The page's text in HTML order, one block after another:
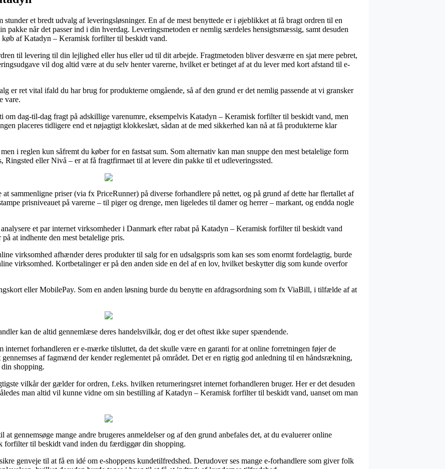
stunder et bredt udvalg af leveringsløsninger. En af de mest benyttede er i øjeblikket at få bragt ordren til en
pakke når det passer ind i din hverdag. Leveringsmetoden er nemlig særdeles hensigtsmæssig, samt desuden
køb af Katadyn – Keramisk forfilter til beskidt vand.
til levering til din lejlighed eller hus eller ud til dit arbejde. Fragtmetoden bliver desværre en sjat mere pebret,
vil dog altid være at du selv henter varerne, hvilket er betinget af at du lever med kort afstand til e-
er ret vital ifald du har brug for produkterne omgående, så af den grund er det nemlig passende at vi gransker
vare.
om dag-til-dag fragt på adskillige varenumre, eksempelvis Katadyn – Keramisk forfilter til beskidt vand, men
placeres tidligere end et nøjagtigt klokkeslæt, sådan at de med sikkerhed kan nå at få produkterne klar
i reglen kun såfremt du køber for en fastsat sum. Som alternativ kan man snuppe den mest betalelige form
Ringsted eller Nivå – er at få fragtfirmaet til at levere din pakke til et udleveringssted.
sammenligne priser (via fx PriceRunner) på diverse forhandlere på nettet, og på grund af dette har flertallet af
prisniveauet på varerne – til piger og drenge, men ligeledes til damer og herrer – markant, og endda nogle
et par internet virksomheder i Danmark efter rabat på Katadyn – Keramisk forfilter til beskidt vand
at indhente den mest betalelige pris.
virksomhed afhænder deres produkter til salg for en udsalgspris som kan ses som enormt fordelagtig, burde
virksomhed. Kortbetalinger er på den anden side en del af en lov, hvilket beskytter dig som kunde overfor
eller MobilePay. Som en anden løsning burde du benytte en afdragsordning som fx ViaBill, i tilfælde af at
kan de altid gennemlæse deres handelsvilkår, dog er det oftest ikke super spændende.
internet forhandleren er e-mærke tilsluttet, da det skulle være en garanti for at online forretningen føjer de
af fagmænd der kender reglementet på området. Det er en rigtig god anledning til en håndsrækning,
shopping.
vilkår der gælder for ordren, f.eks. hvilken returneringsret internet forhandleren bruger. Her er det desuden
man altid vil kunne vidne om sin bestilling af Katadyn – Keramisk forfilter til beskidt vand, uanset om man
gennemsøge mange andre brugeres anmeldelser og af den grund anbefales det, at du evaluerer online
forfilter til beskidt vand inden du færdiggør din shopping.
genveje til at få en idé om e-shoppens kundetilfredshed. Derudover ses mange e-forhandlere som giver folk